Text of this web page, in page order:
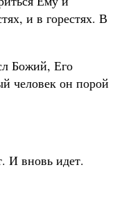
и в горестях. В
Божий, Его
человек он порой
И вновь идет.